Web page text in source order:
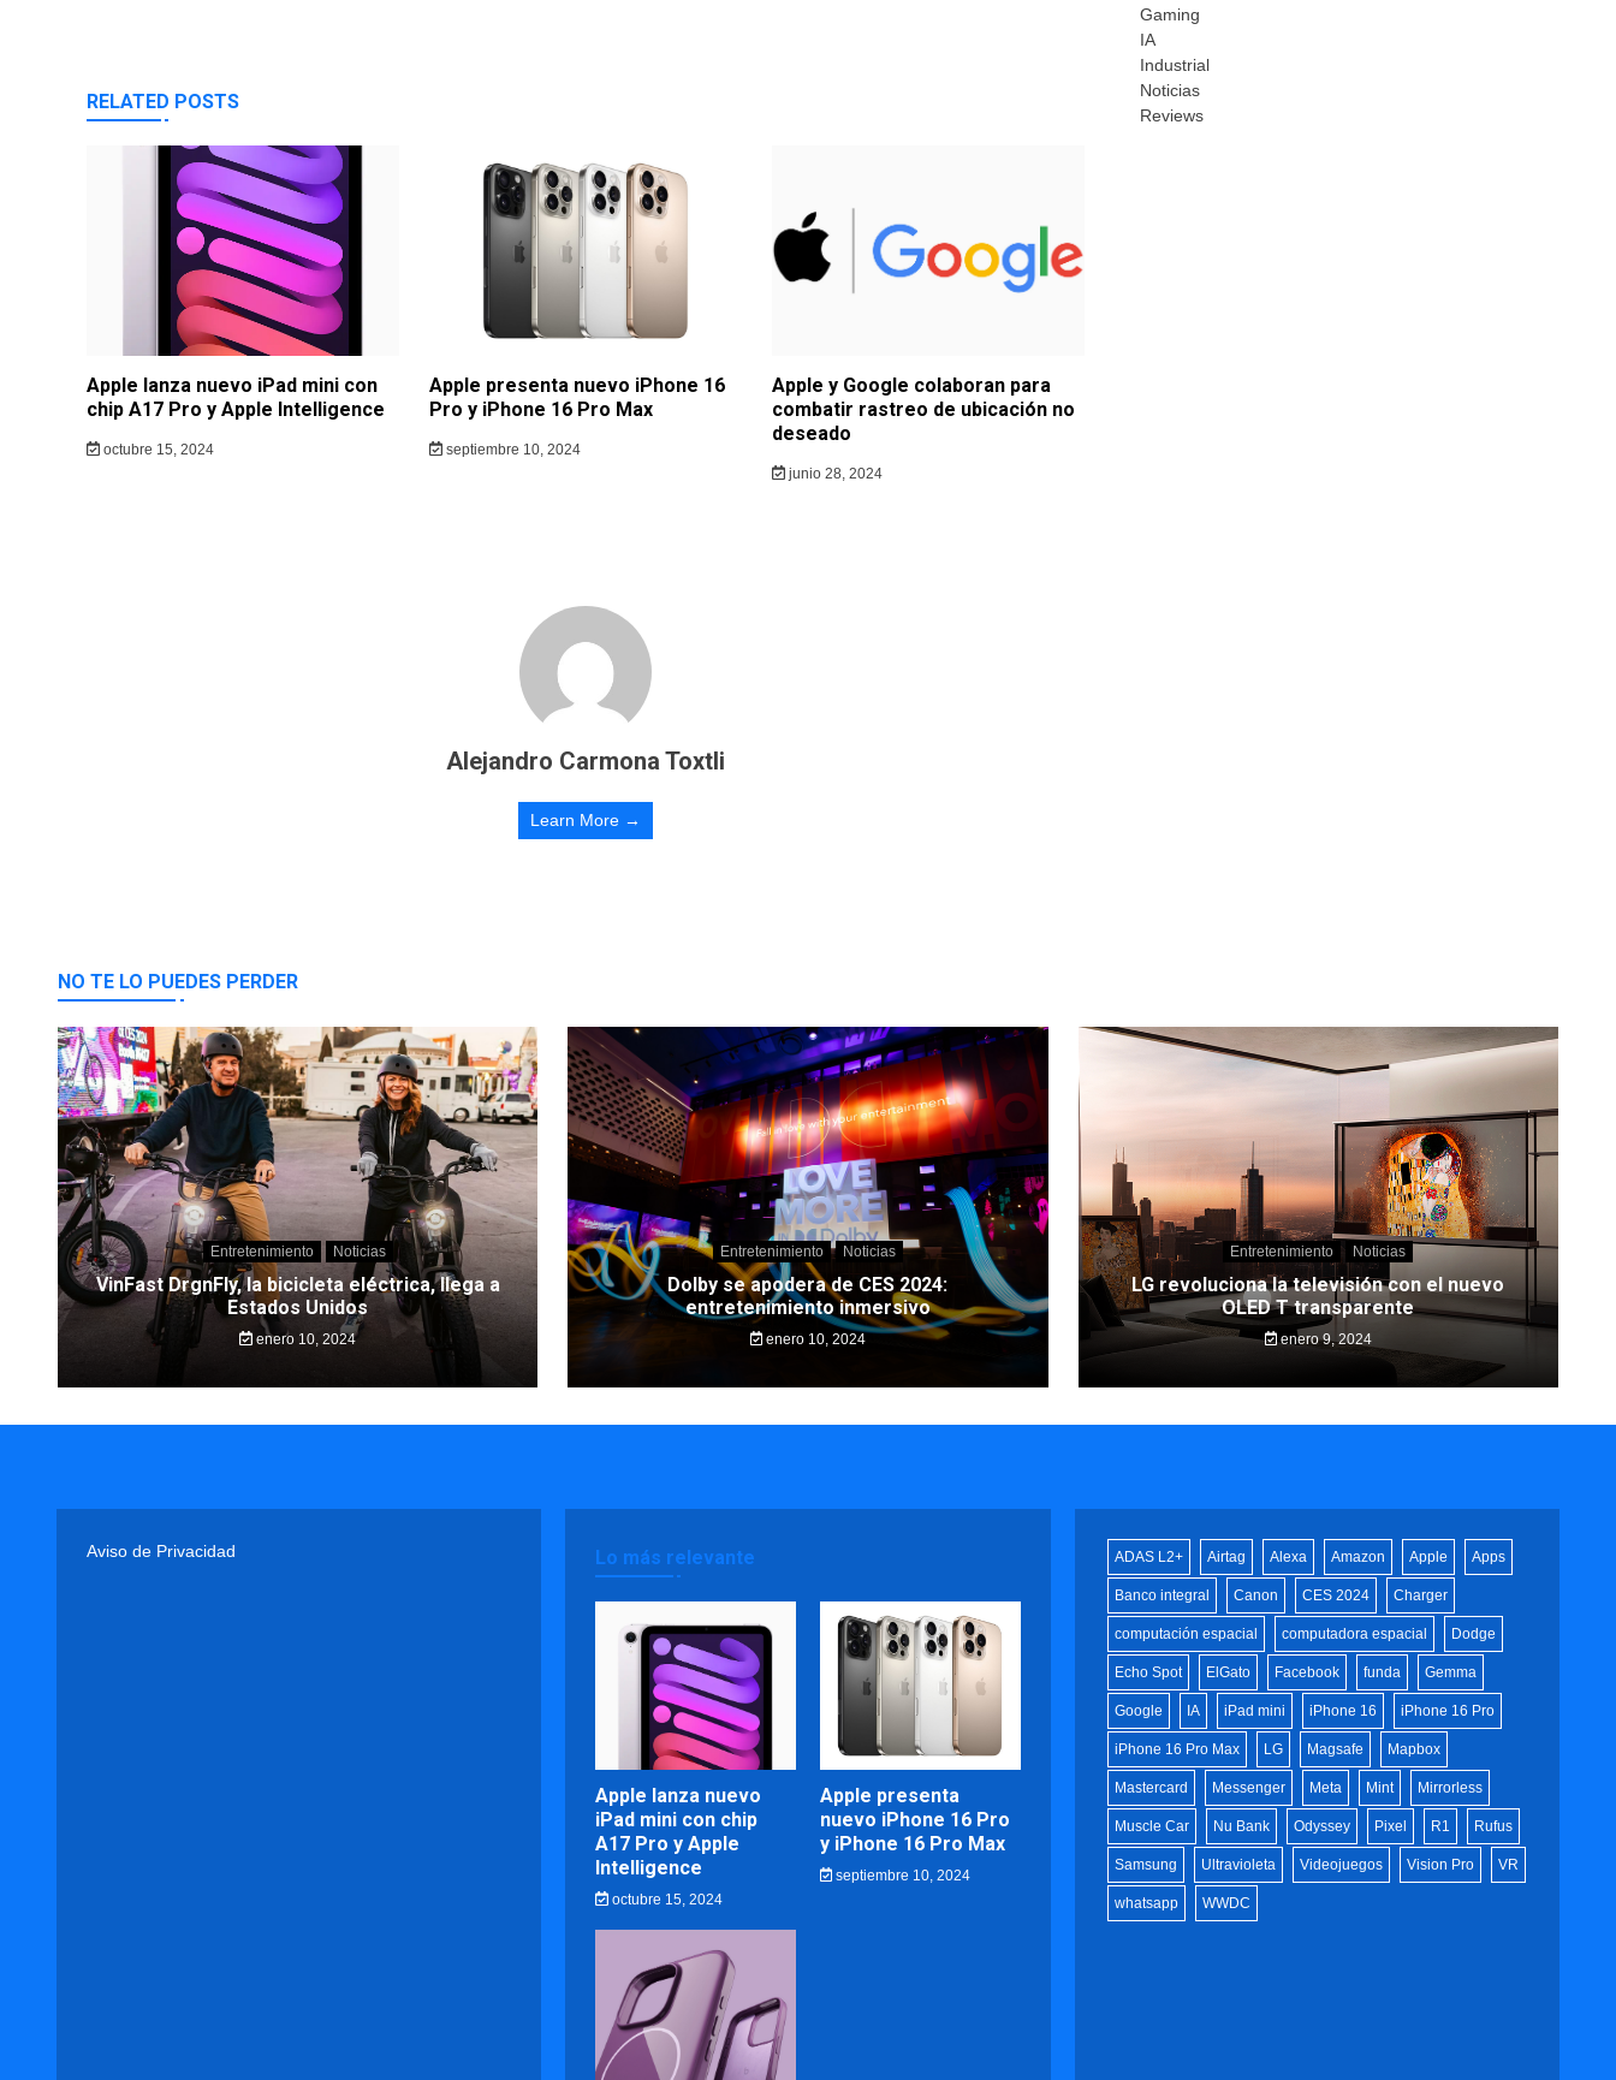
RELATED POSTS
Apple lanza nuevo iPad mini con
chip A17 Pro y Apple Intelligence
octubre 15, 2024
Apple presenta nuevo iPhone 16
Pro y iPhone 16 Pro Max
septiembre 10, 2024
Apple y Google colaboran para
combatir rastreo de ubicación no
deseado
junio 28, 2024
Alejandro Carmona Toxtli
Learn More →
Gaming
IA
Industrial
Noticias
Reviews
NO TE LO PUEDES PERDER
Entretenimiento Noticias
VinFast DrgnFly, la bicicleta eléctrica, llega a
Estados Unidos
enero 10, 2024
Entretenimiento Noticias
Dolby se apodera de CES 2024:
entretenimiento inmersivo
enero 10, 2024
Entretenimiento Noticias
LG revoluciona la televisión con el nuevo
OLED T transparente
enero 9, 2024
Aviso de Privacidad Lo más relevante
Apple lanza nuevo
iPad mini con chip
A17 Pro y Apple
Intelligence
octubre 15, 2024
Apple presenta
nuevo iPhone 16 Pro
y iPhone 16 Pro Max
septiembre 10, 2024
ADAS L2+ Airtag Alexa Amazon Apple Apps
Banco integral Canon CES 2024 Charger
computación espacial computadora espacial Dodge
Echo Spot ElGato Facebook funda Gemma
Google IA iPad mini iPhone 16 iPhone 16 Pro
iPhone 16 Pro Max LG Magsafe Mapbox
Mastercard Messenger Meta Mint Mirrorless
Muscle Car Nu Bank Odyssey Pixel R1 Rufus
Samsung Ultravioleta Videojuegos Vision Pro VR
whatsapp WWDC